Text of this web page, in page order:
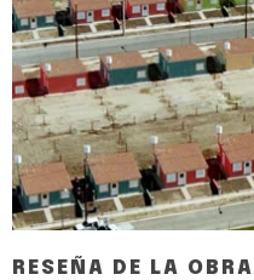
RESEÑA DE LA OBRA